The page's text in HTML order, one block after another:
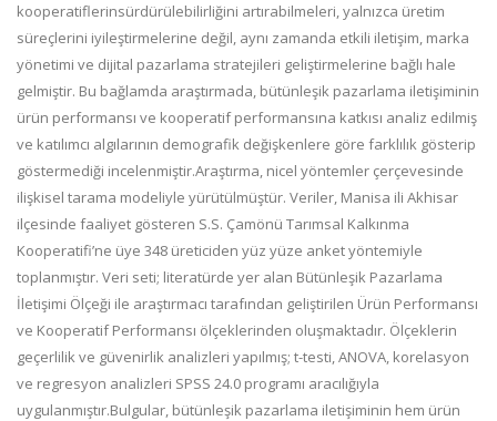
kooperatiflerinsürdürülebilirliğini artırabilmeleri, yalnızca üretim
süreçlerini iyileştirmelerine değil, aynı zamanda etkili iletişim, marka
yönetimi ve dijital pazarlama stratejileri geliştirmelerine bağlı hale
gelmiştir. Bu bağlamda araştırmada, bütünleşik pazarlama iletişiminin
ürün performansı ve kooperatif performansına katkısı analiz edilmiş
ve katılımcı algılarının demografik değişkenlere göre farklılık gösterip
göstermediği incelenmiştir.Araştırma, nicel yöntemler çerçevesinde
ilişkisel tarama modeliyle yürütülmüştür. Veriler, Manisa ili Akhisar
ilçesinde faaliyet gösteren S.S. Çamönü Tarımsal Kalkınma
Kooperatifi’ne üye 348 üreticiden yüz yüze anketyöntemiyle
toplanmıştır. Veri seti; literatürde yer alan Bütünleşik Pazarlama
İletişimi Ölçeği ile araştırmacı tarafından geliştirilen Ürün Performansı
ve Kooperatif Performansı ölçeklerinden oluşmaktadır. Ölçeklerin
geçerlilik ve güvenirlik analizleri yapılmış; t-testi, ANOVA, korelasyon
ve regresyon analizleri SPSS 24.0 programı aracılığıyla
uygulanmıştır.Bulgular, bütünleşik pazarlama iletişiminin hem ürün